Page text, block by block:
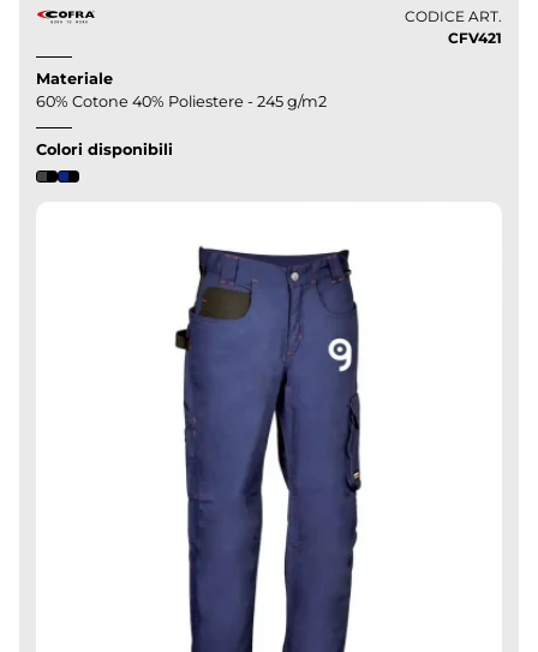
CODICE ART.
CFV421
Materiale
60% Cotone 40% Poliestere - 245 g/m2
Colori disponibili